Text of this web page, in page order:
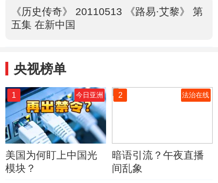
《历史传奇》 20110513 《路易·艾黎》 第
五集 在新中国
央视榜单
1 今日亚洲
美国为何盯上中国光
模块？
2 法治在线
暗语引流？午夜直播
间乱象